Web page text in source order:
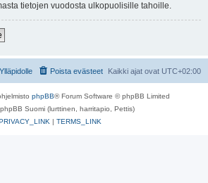
tietojen vuodosta ulkopuolisille tahoille.
Kaikki ajat ovat UTC+02:00
Poista evästeet
phpBB® Forum Software © phpBB Limited
Suomi (lurttinen, harritapio, Pettis)
| TERMS_LINK